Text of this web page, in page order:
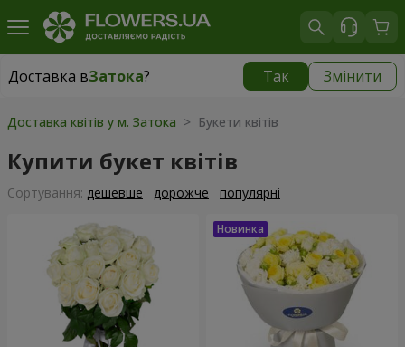
Доставка вЗатока? Так Змінити
Доставка вЗатока|
Доставка квітів у м. Затока > Букети квітів
Купити букет квітів
Сортування: дешевше дорожче популярні